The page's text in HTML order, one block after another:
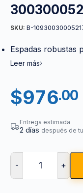
SKU: B-
Espadas robustas
Leer más
$976.00
Entrega estimada
2 días después de
- +